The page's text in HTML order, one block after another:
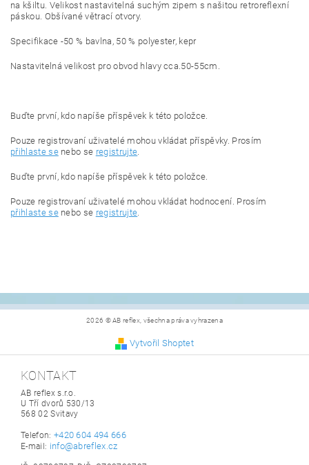
na kšiltu. Velikost nastavitelná suchým zipem s našitou retroreflexní
páskou. Obšívané větrací otvory.
Specifikace -50 % bavlna, 50 % polyester, kepr
Nastavitelná velikost pro obvod hlavy cca.50-55cm.
Buďte první, kdo napíše příspěvek k této položce.
Pouze registrovaní uživatelé mohou vkládat příspěvky. Prosím
přihlaste senebo se registrujte.
Buďte první, kdo napíše příspěvek k této položce.
Pouze registrovaní uživatelé mohou vkládat hodnocení. Prosím
přihlaste senebo se registrujte.
2026 © AB reflex, všechna práva vyhrazena
Vytvořil Shoptet
KONTAKT
AB reflex s.r.o.
U Tří dvorů 530/13
568 02 Svitavy
Telefon: +420 604 494 666
E-mail: info@abreflex.cz